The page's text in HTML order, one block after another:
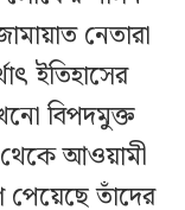
নেতারা
ইতিহাসের
বিপদমুক্ত
আওয়ামী
পেয়েছে তাঁদের